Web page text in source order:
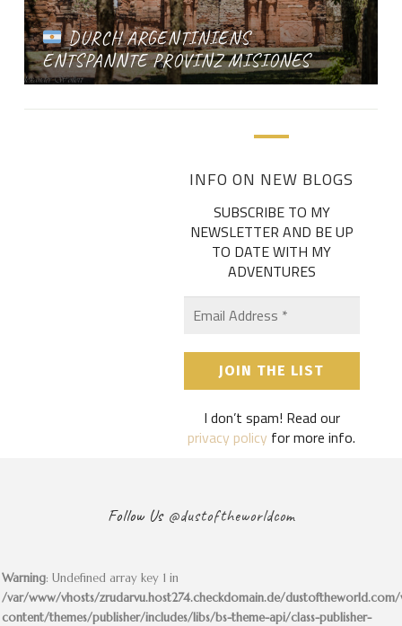
DURCH ARGENTINIENS
ENTSPANNTE PROVINZ MISIONES
INFO ON NEW BLOGS
SUBSCRIBE TO MY
NEWSLETTER AND BE UP
TO DATE WITH MY
ADVENTURES
I don’t spam! Read our
privacy policy for more info.
Follow Us @dustoftheworldcom
Warning: Undefined array key 1 in
/var/www/vhosts/zrudarvu.host274.checkdomain.de/
content/themes/publisher/includes/libs/bs-theme-api/class-publisher-